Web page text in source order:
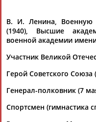
Михаил Шлаен: МЫ
СВОИ ДОБРЫЕ ТРАДИЦИИ
... - Евгений Алексеев –
гимнаст, генерал, Герой
17.05.2022
В. И. Ленина,
(1940), Высшие
военной академии
Участник Великой
Герой Советского Союза
Генерал-полковник (7
Спортсмен (гимнастика